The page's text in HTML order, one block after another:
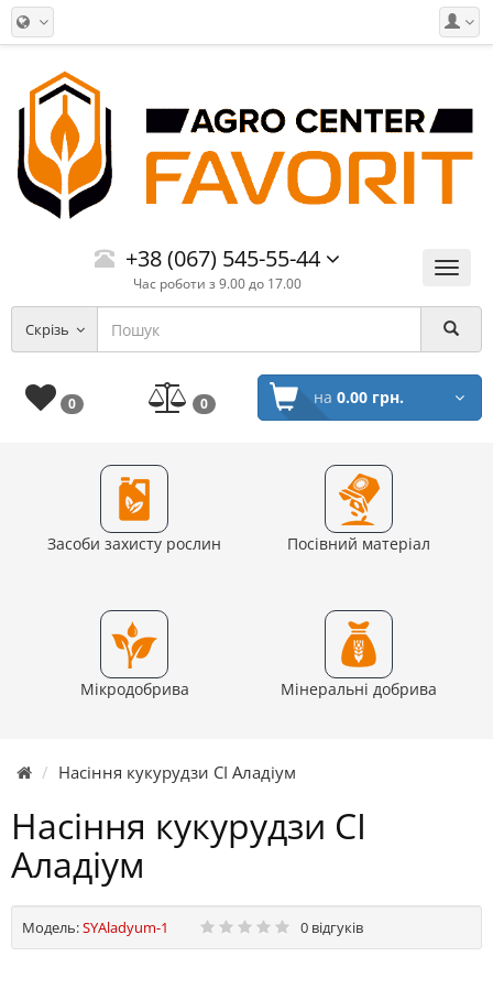
Меню
+38 (067) 545-55-44
Час роботи з 9.00 до 17.00
Скрізь
0 0 на 0.00 грн.
Засоби захисту рослин Посівний матеріал
Мікродобрива Мінеральні добрива
Насіння кукурудзи СІ Аладіум
Насіння кукурудзи СІ
Аладіум
Модель:SYAladyum-1 0 відгуків